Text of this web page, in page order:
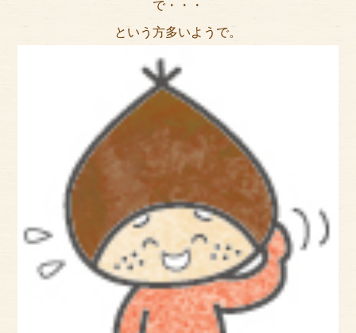
で・・・
という方多いようで。